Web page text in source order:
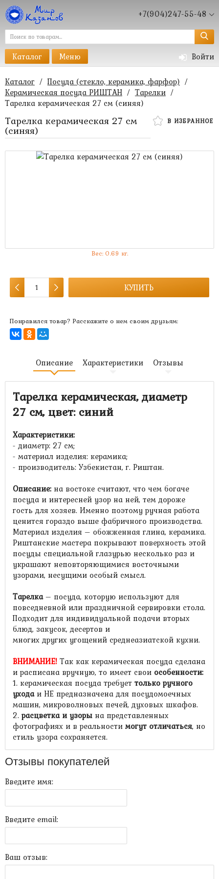
+7(904)247-55-48
Каталог Меню Войти
Каталог / Посуда (стекло, керамика, фарфор) /
Керамическая посуда РИШТАН / Тарелки /
Тарелка керамическая 27 см (синяя)
В ИЗБРАННОЕ
Тарелка керамическая 27 см
(синяя)
Вес: 0.69 кг.
КУПИТЬ
Понравился товар? Расскажите о нем своим друзьям:
Описание Характеристики Отзывы
Тарелка керамическая, диаметр
27 см, цвет: синий
Характеристики:
- диаметр: 27 см;
- материал изделия: керамика;
- производитель: Узбекистан, г. Риштан.
Описание: на востоке считают, что чем богаче
посуда и интересней узор на ней, тем дороже
гость для хозяев. Именно поэтому ручная работа
ценится гораздо выше фабричного производства.
Материал изделия – обожженная глина, керамика.
Риштанские мастера покрывают поверхность этой
посуды специальной глазурью несколько раз и
украшают неповторяющимися восточными
узорами, несущими особый смысл.
Тарелка– посуда, которую используют для
повседневной или праздничной сервировки стола.
Подходит для индивидуальной подачи вторых
блюд, закусок, десертов и
многих других угощений среднеазиатской кухни.
ВНИМАНИЕ! Так как керамическая посуда сделана
и расписана вручную, то имеет свои особенности:
1. керамическая посуда требует только ручного
уходаи НЕ предназначена для посудомоечных
машин, микроволновых печей, духовых шкафов.
2. расцветка и узоры на представленных
фотографиях и в реальности могут отличаться, но
стиль узора сохраняется.
Отзывы покупателей
Введите имя:
Введите email:
Ваш отзыв: